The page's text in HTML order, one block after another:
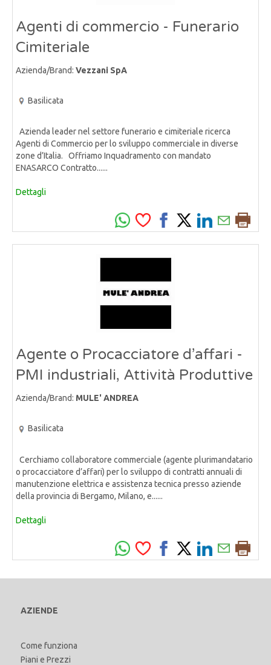
Agenti di commercio - Funerario
Cimiteriale
Azienda/Brand: Vezzani SpA
Basilicata
Azienda leader nel settore funerario e cimiteriale ricerca
Agenti di Commercio per lo sviluppo commerciale in diverse
zone d’Italia. Offriamo Inquadramento con mandato
ENASARCO Contratto......
Dettagli
Agente o Procacciatore d’affari -
PMI industriali, Attività Produttive
Azienda/Brand: MULE' ANDREA
Basilicata
Cerchiamo collaboratore commerciale (agente plurimandatario
o procacciatore d’affari) per lo sviluppo di contratti annuali di
manutenzione elettrica e assistenza tecnica presso aziende
della provincia di Bergamo, Milano, e......
Dettagli
AZIENDE
Come funziona
Piani e Prezzi